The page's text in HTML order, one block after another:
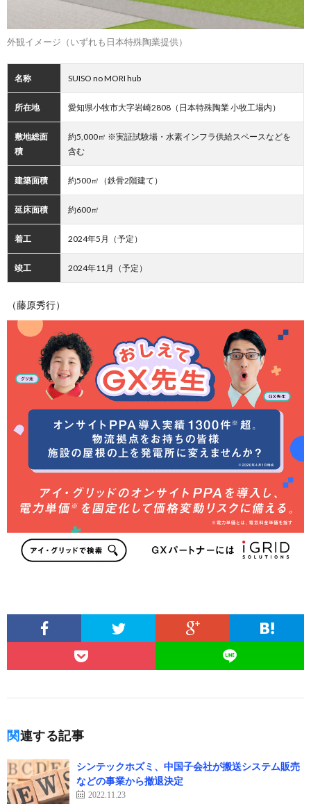
外観イメージ（いずれも日本特殊陶業提供）
名称 SUISO no MORI hub
所在地 愛知県小牧市大字岩崎2808（日本特殊陶業 小牧工場内）
敷地総面
積
約5,000㎡ ※実証試験場・水素インフラ供給スペースなどを
含む
建築面積 約500㎡（鉄骨2階建て）
延床面積 約600㎡
着工 2024年5月（予定）
竣工 2024年11月（予定）
（藤原秀行）
関連する記事
シンテックホズミ、中国⼦会社が搬送システム販売
などの事業から撤退決定
2022.11.23